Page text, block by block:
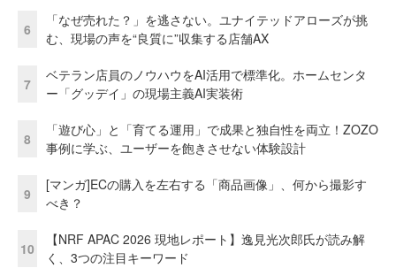
6
「なぜ売れた？」を逃さない。ユナイテッドアローズが挑
む、現場の声を“良質に”収集する店舗AX
7
ベテラン店員のノウハウをAI活用で標準化。ホームセンタ
ー「グッデイ」の現場主義AI実装術
8
「遊び心」と「育てる運用」で成果と独自性を両立！ZOZO
事例に学ぶ、ユーザーを飽きさせない体験設計
9
[マンガ]ECの購入を左右する「商品画像」、何から撮影す
べき？
10
【NRF APAC 2026 現地レポート】逸見光次郎氏が読み解
く、3つの注目キーワード